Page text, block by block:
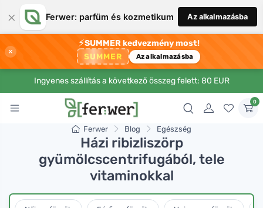
× Ferwer: parfüm és kozmetikum Az alkalmazásba
×
⚡SUMMER kedvezmény most!
SUMMER Az alkalmazásba
Ingyenes szállítás a következő összeg felett: 80 EUR
0
Ferwer Blog Egészség
Házi ribizliszörp
gyümölcscentrifugából, tele
vitaminokkal